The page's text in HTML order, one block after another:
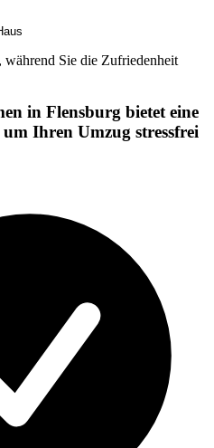
Sie die Zufriedenheit
in Flensburg bietet eine
Ihren Umzug stressfrei